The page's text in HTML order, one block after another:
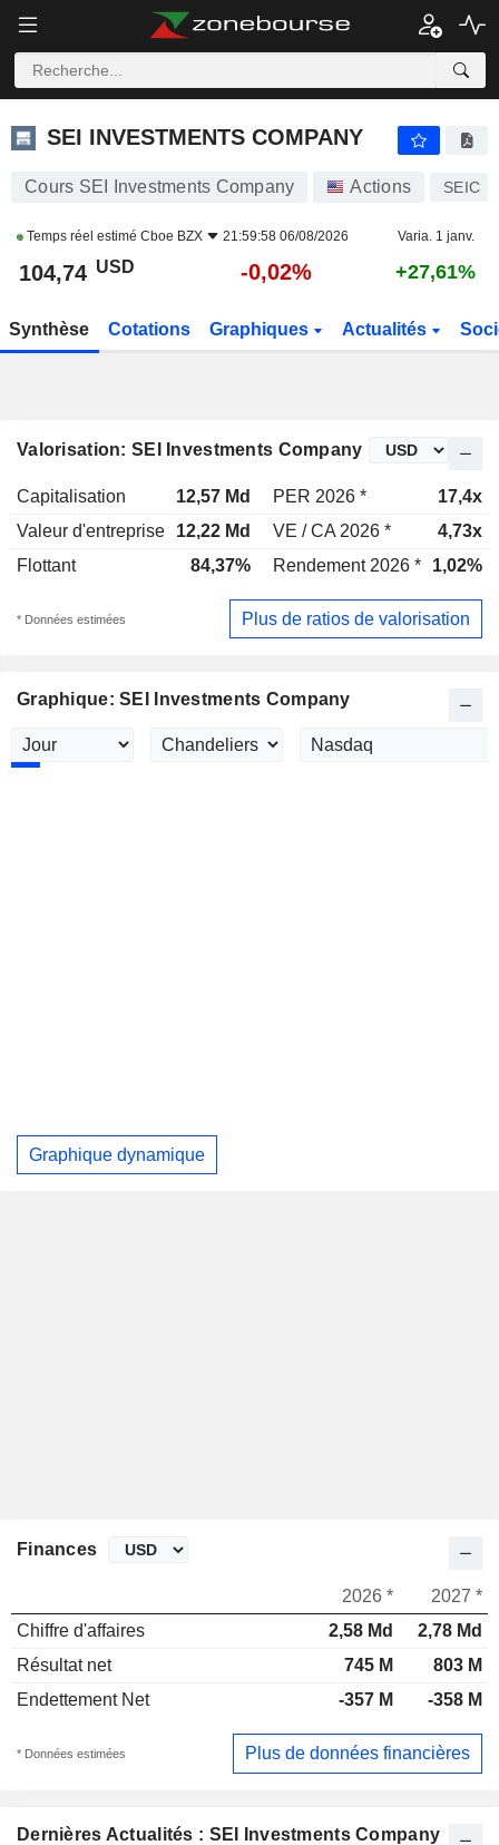
SEI INVESTMENTS COMPANY
SEI INVESTMENTS COMPANY
Cours SEI Investments Company Actions SEIC
Temps réel estimé Cboe BZX 21:59:58 06/08/2026 Varia. 1 janv.
104,74 USD -0,02% +27,61%
Synthèse Cotations Graphiques Actualités
Valorisation: SEI Investments Company
Capitalisation 12,57 Md PER 2026 *
17,4x
Valeur d'entreprise
12,22 Md VE / CA 2026 *
4,73x
Flottant
84,37% Rendement 2026 * 1,02%
* Données estimées Plus de ratios de valorisation
Graphique: SEI Investments Company
Graphique dynamique
Dernières Actualités : SEI Investments Company
Finances
2026 *
2027 *
Chiffre d'affaires
2,58 Md
2,78 Md
Résultat net
745 M
803 M
Endettement Net
-357 M -358 M
* Données estimées Plus de données financières